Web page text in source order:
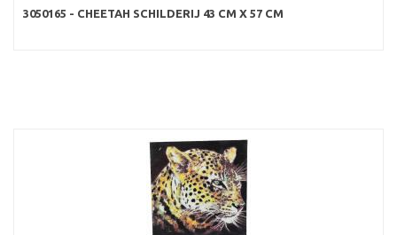
3050165 - CHEETAH SCHILDERIJ 43 CM X 57 CM